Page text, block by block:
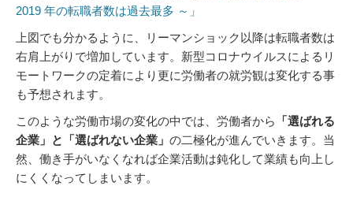
2019 年の転職者数は過去最多 ～」
上図でも分かるように、リーマンショック以降は転職者数は
右肩上がりで増加しています。新型コロナウイルスによるリ
モートワークの定着により更に労働者の就労観は変化する事
も予想されます。
このような労働市場の変化の中では、労働者から
「選ばれる
企業」と「選ばれない企業」 の二極化が進んでいきます。当
然、働き手がいなくなれば企業活動は鈍化して業績も向上し
にくくなってしまいます。